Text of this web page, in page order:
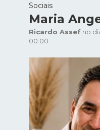
Sociais
Maria
Ricardo Assefno
00:00